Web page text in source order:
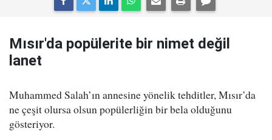
Mısır'da popülerite bir nimet değil
lanet
Muhammed Salah’ın annesine yönelik tehditler, Mısır’da
ne çeşit olursa olsun popülerliğin bir bela olduğunu
gösteriyor.